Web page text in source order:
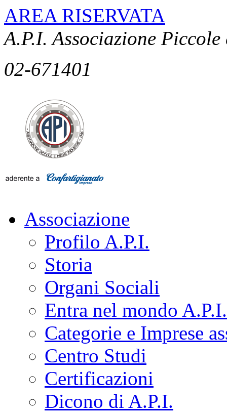
AREA RISERVATA
A.P.I. Associazione
02-671401
Associazione
Profilo A.P.I.
Storia
Organi Sociali
Entra nel mondo A.P.I.
Categorie e Imprese
Centro Studi
Certificazioni
Dicono di A.P.I.